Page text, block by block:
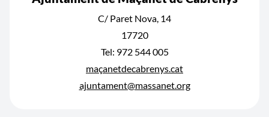
C/ Paret Nova, 14
17720
Tel: 972 544 005
maçanetdecabrenys.cat
ajuntament@massanet.org